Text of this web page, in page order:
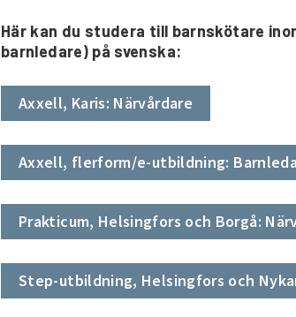
Här kan du studera till barnskötare
barnledare) på svenska:
Axxell, Karis: Närvårdare
Axxell, flerform/e-utbildning:
Prakticum, Helsingfors och Borgå:
Step-utbildning, Helsingfors och